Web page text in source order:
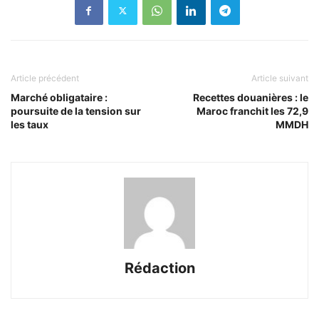
Article précédent
Marché obligataire :
poursuite de la tension sur
les taux
Article suivant
Recettes douanières : le
Maroc franchit les 72,9
MMDH
Rédaction